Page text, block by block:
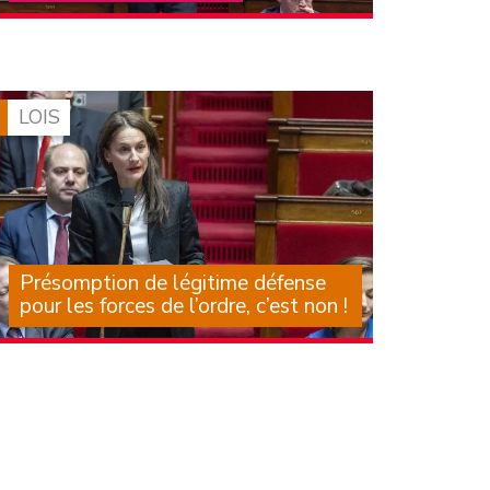
La crise structurelle de la protection de
documentée depuis de (…)
LOIS
Présomption de légitime défense
pour les forces de l’ordre, c’est non !
Il est des textes dont on sait, au moment